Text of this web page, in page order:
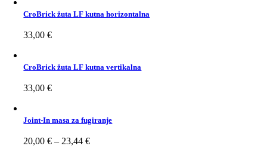
CroBrick žuta LF kutna horizontalna
33,00€
CroBrick žuta LF kutna vertikalna
33,00€
Joint-In masa za fugiranje
20,00€ – 23,44€